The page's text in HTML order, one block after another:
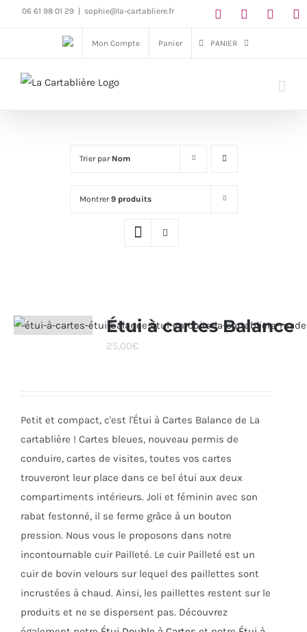
Passer06 61 98 01 29 sophie@la-cartabliere.fr
Mon Compte Panier PANIER
Trier par Nom
Montrer9 produits
Étui à cartes Balance
25,00€
Petit et compact, c'est l'Étui à Cartes Balance de La
cartablière ! Cartes bleues, nouveau permis de
conduire, cartes de visites, toutes vos cartes
trouveront leur place dans ce bel étui aux deux
compartiments intérieurs. Joli et féminin avec son
rabat festonné, il se ferme grâce à un bouton
pression. Nous vous le proposons dans notre
incontournable cuir Pailleté. Le cuir Pailleté est un
cuir de bovin velours sur lequel des paillettes sont
incrustées à chaud. Ainsi, les paillettes restent sur le
produits et ne se dispersent pas. Découvrez